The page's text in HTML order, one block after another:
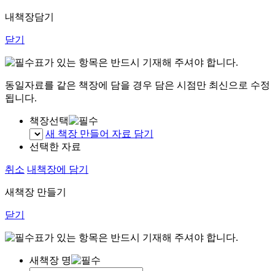
내책장담기
닫기
표가 있는 항목은 반드시 기재해 주셔야 합니다.
동일자료를 같은 책장에 담을 경우 담은 시점만 최신으로 수정
됩니다.
책장선택
새 책장 만들어 자료 담기
선택한 자료
취소 내책장에 담기
새책장 만들기
닫기
표가 있는 항목은 반드시 기재해 주셔야 합니다.
새책장 명